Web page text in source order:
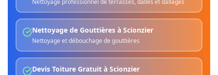
Nettoyage professionnel de terrasses, dalles et dallages
Nettoyage de Gouttières à Scionzier
Nettoyage et débouchage de gouttières
Devis Toiture Gratuit à Scionzier